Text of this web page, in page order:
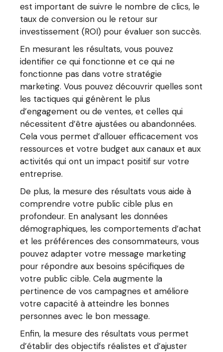
est important de suivre le nombre de clics, le
taux de conversion ou le retour sur
investissement (ROI) pour évaluer son succès.
En mesurant les résultats, vous pouvez
identifier ce qui fonctionne et ce qui ne
fonctionne pas dans votre stratégie
marketing. Vous pouvez découvrir quelles sont
les tactiques qui génèrent le plus
d’engagement ou de ventes, et celles qui
nécessitent d’être ajustées ou abandonnées.
Cela vous permet d’allouer efficacement vos
ressources et votre budget aux canaux et aux
activités qui ont un impact positif sur votre
entreprise.
De plus, la mesure des résultats vous aide à
comprendre votre public cible plus en
profondeur. En analysant les données
démographiques, les comportements d’achat
et les préférences des consommateurs, vous
pouvez adapter votre message marketing
pour répondre aux besoins spécifiques de
votre public cible. Cela augmente la
pertinence de vos campagnes et améliore
votre capacité à atteindre les bonnes
personnes avec le bon message.
Enfin, la mesure des résultats vous permet
d’établir des objectifs réalistes et d’ajuster